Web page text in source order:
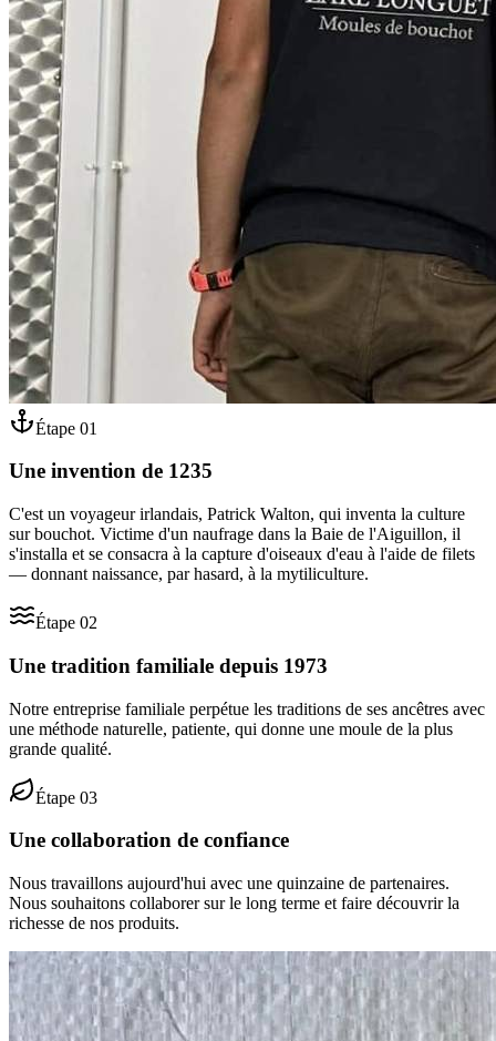
Étape 01
Une invention de 1235
C'est un voyageur irlandais, Patrick Walton, qui inventa la culture
sur bouchot. Victime d'un naufrage dans la Baie de l'Aiguillon, il
s'installa et se consacra à la capture d'oiseaux d'eau à l'aide de filets
— donnant naissance, par hasard, à la mytiliculture.
Étape 02
Une tradition familiale depuis 1973
Notre entreprise familiale perpétue les traditions de ses ancêtres avec
une méthode naturelle, patiente, qui donne une moule de la plus
grande qualité.
Étape 03
Une collaboration de confiance
Nous travaillons aujourd'hui avec une quinzaine de partenaires.
Nous souhaitons collaborer sur le long terme et faire découvrir la
richesse de nos produits.